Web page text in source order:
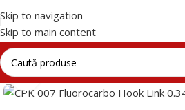
Skip to navigation
Skip to main content
Click to enlarge